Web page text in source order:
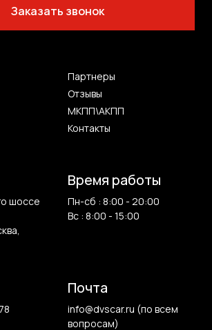
Заказать звонок
Партнеры
Отзывы
МКПП\АКПП
Контакты
шоссе
Время работы
Пн-сб : 8:00 - 20:00
Вс : 8:00 - 15:00
Почта
info@dvscar.ru (по всем
вопросам)